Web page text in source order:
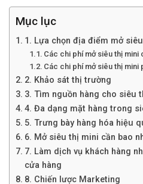
Mục lục
1. Lựa chọn địa điểm mở
Các chi phí mở siêu thị mini
Các chi phí mở siêu thị mini
2. Khảo sát thị trường
3. Tìm nguồn hàng cho siêu
4. Đa dạng mặt hàng trong
5. Trưng bày hàng hóa hiệu
6. Mở siêu thị mini cần bao
7. Làm dịch vụ khách hàng
cửa hàng
8. Chiến lược Marketing